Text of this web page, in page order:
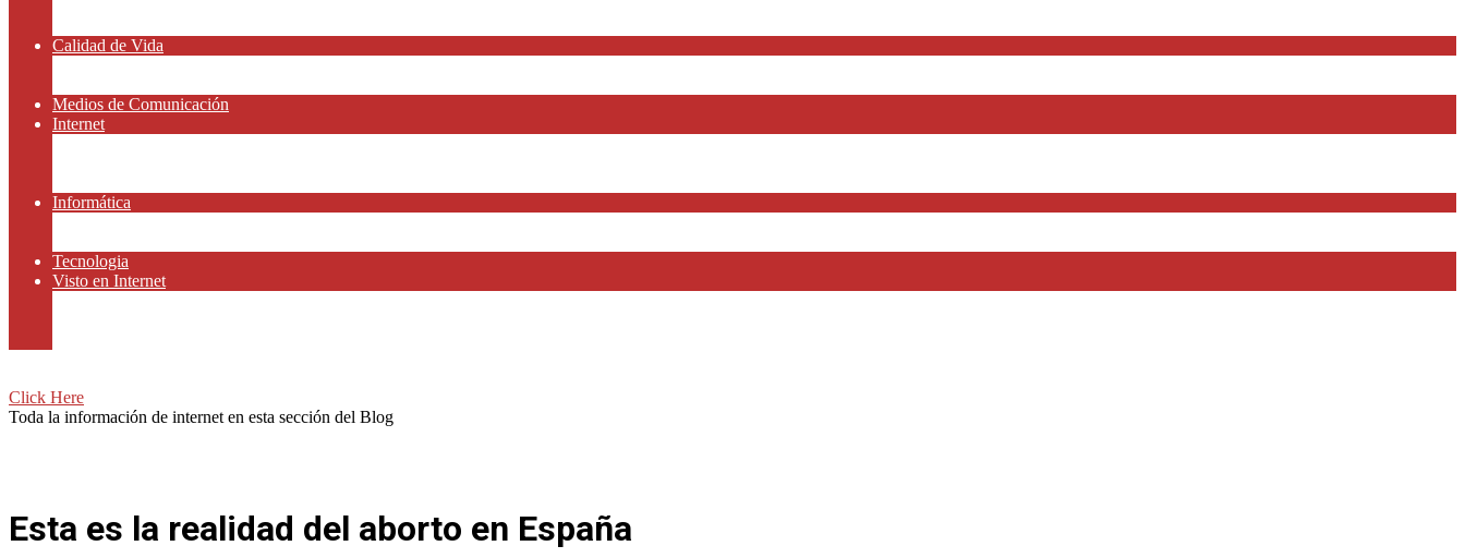
Calidad de Vida
Medios de Comunicación
Internet
Informática
Tecnologia
Visto en Internet
Click Here
Toda la información de internet en esta sección del Blog
Esta es la realidad del aborto en España